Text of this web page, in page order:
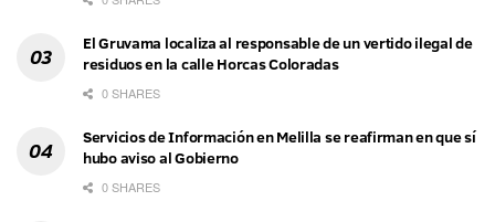
El Gruvama localiza al responsable de un vertido ilegal de
residuos en la calle Horcas Coloradas
0 SHARES
Servicios de Información en Melilla se reafirman en que sí
hubo aviso al Gobierno
0 SHARES